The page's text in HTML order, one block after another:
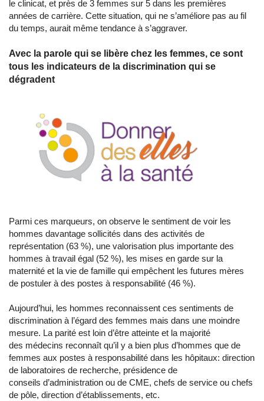
le clinicat, et près de 3 femmes sur 5 dans les premières
années de carrière. Cette situation, qui ne s’améliore pas au fil
du temps, aurait même tendance à s’aggraver.
Avec la parole qui se libère chez les femmes, ce sont
tous les indicateurs de la discrimination qui se
dégradent
Parmi ces marqueurs, on observe le sentiment de voir les
hommes davantage sollicités dans des activités de
représentation (63 %), une valorisation plus importante des
hommes à travail égal (52 %), les mises en garde sur la
maternité et la vie de famille qui empêchent les futures mères
de postuler à des postes à responsabilité (46 %).
Aujourd’hui, les hommes reconnaissent ces sentiments de
discrimination à l’égard des femmes mais dans une moindre
mesure. La parité est loin d’être atteinte et la majorité
des médecins reconnaît qu’il y a bien plus d’hommes que de
femmes aux postes à responsabilité dans les hôpitaux: direction
de laboratoires de recherche, présidence de
conseils d’administration ou de CME, chefs de service ou chefs
de pôle, direction d’établissements, etc.